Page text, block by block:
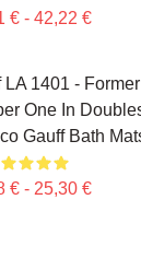
€ - 42,22 €
LA 1401 - Former
One In
Gauff Bath
€ - 25,30 €